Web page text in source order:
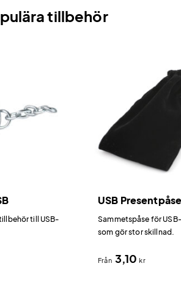
tillbehör
till USB-
USB
Sammetspåse för
som gör stor skillnad.
Från 3,10kr